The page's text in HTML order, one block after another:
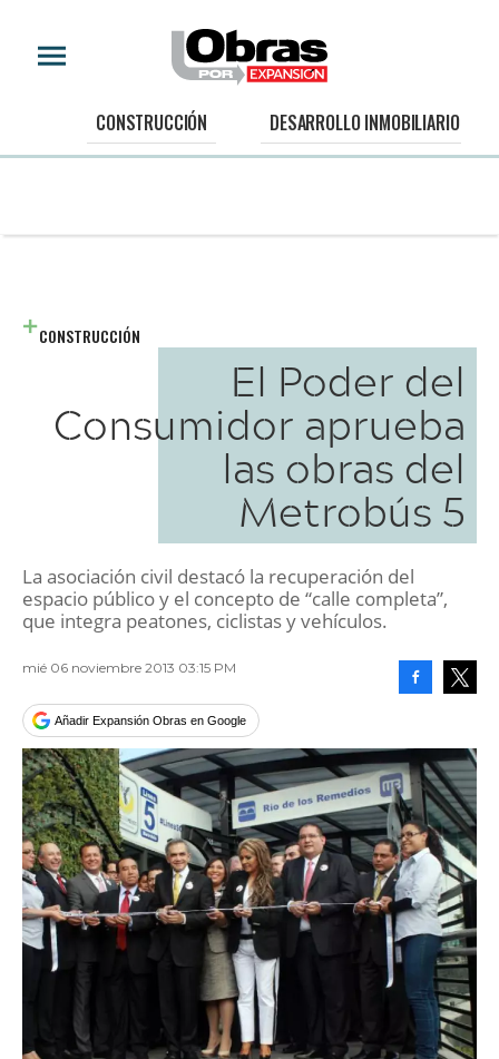
CONSTRUCCIÓN DESARROLLO INMOBILIARIO
CONSTRUCCIÓN
El Poder del
Consumidor aprueba
las obras del
Metrobús 5
La asociación civil destacó la recuperación del
espacio público y el concepto de “calle completa”,
que integra peatones, ciclistas y vehículos.
mié 06 noviembre 2013 03:15 PM
Añadir Expansión Obras en Google